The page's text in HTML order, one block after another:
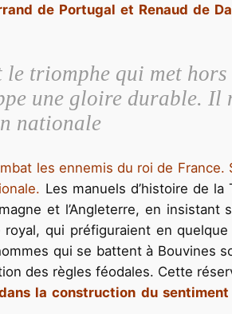
de Portugal et Renaud de
triomphe qui met hors
une gloire durable. Il
nationale
les ennemis du roi de France.
Les manuels d’histoire de la
et l’Angleterre, en insistant
qui préfiguraient en
qui se battent à Bouvines
des règles féodales. Cette
la construction du sentiment